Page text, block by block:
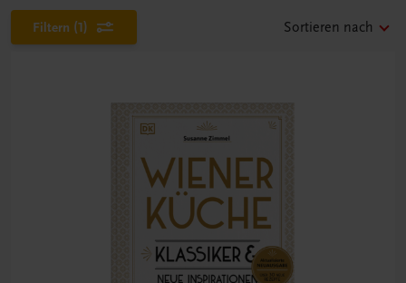
Filtern (1) Sortieren nach